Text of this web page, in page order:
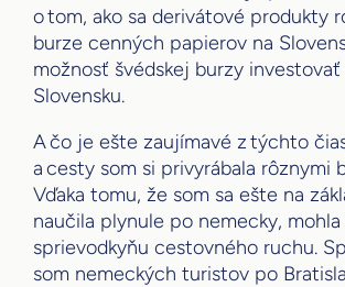
o tom, ako sa derivátové produkty
burze cenných papierov na
možnosť švédskej burzy investovať
Slovensku.
A čo je ešte zaujímavé z týchto
a cesty som si privyrábala rôznymi
Vďaka tomu, že som sa ešte na
naučila plynule po nemecky,
sprievodkyňu cestovného ruchu.
som nemeckých turistov po